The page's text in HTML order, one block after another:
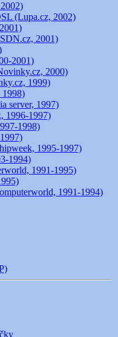
(Lupa.cz, 2002)
2001)
2001)
2000)
1999)
1998)
server, 1997)
1996-1997)
1998)
1995-1997)
1994)
1991-1995)
1991-1994)